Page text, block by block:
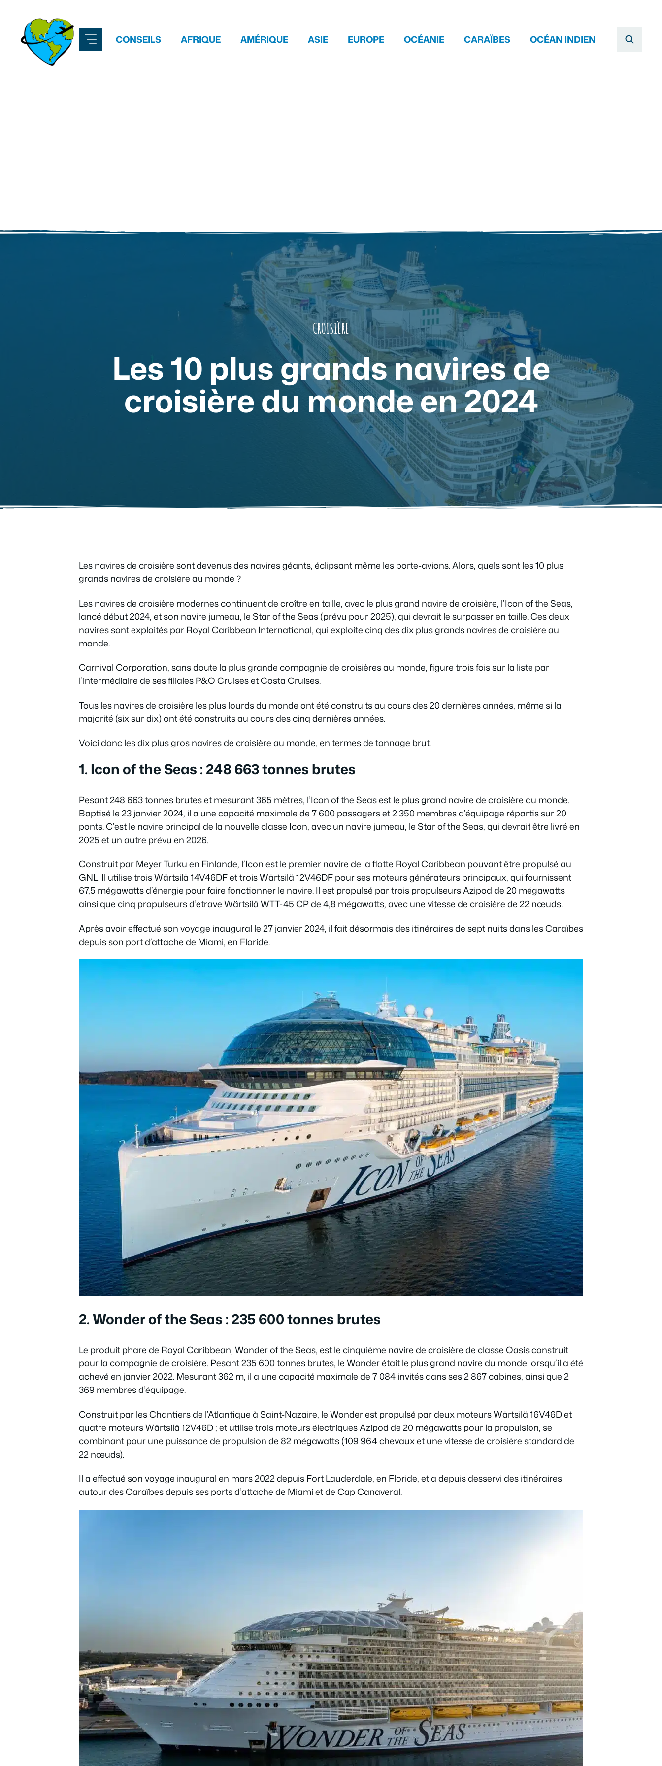
contenu
CONSEILS AFRIQUE AMÉRIQUE ASIE EUROPE OCÉANIE CARAÏBES OCÉAN INDIEN
CROISIÈRE
Les 10 plus grands navires de
croisière du monde en 2024
Les navires de croisière sont devenus des navires géants, éclipsant même les porte-avions. Alors, quels sont les 10 plus
grands navires de croisière au monde ?
Les navires de croisière modernes continuent de croître en taille, avec le plus grand navire de croisière, l’Icon of the Seas,
lancé début 2024, et son navire jumeau, le Star of the Seas (prévu pour 2025), qui devrait le surpasser en taille. Ces deux
navires sont exploités par Royal Caribbean International, qui exploite cinq des dix plus grands navires de croisière au
monde.
Carnival Corporation, sans doute la plus grande compagnie de croisières au monde, figure trois fois sur la liste par
l’intermédiaire de ses filiales P&O Cruises et Costa Cruises.
Tous les navires de croisière les plus lourds du monde ont été construits au cours des 20 dernières années, même si la
majorité (six sur dix) ont été construits au cours des cinq dernières années.
Voici donc les dix plus gros navires de croisière au monde, en termes de tonnage brut.
1. Icon of the Seas : 248 663 tonnes brutes
Pesant 248 663 tonnes brutes et mesurant 365 mètres, l’Icon of the Seas est le plus grand navire de croisière au monde.
Baptisé le 23 janvier 2024, il a une capacité maximale de 7 600 passagers et 2 350 membres d’équipage répartis sur 20
ponts. C’est le navire principal de la nouvelle classe Icon, avec un navire jumeau, le Star of the Seas, qui devrait être livré en
2025 et un autre prévu en 2026.
Construit par Meyer Turku en Finlande, l’Icon est le premier navire de la flotte Royal Caribbean pouvant être propulsé au
GNL. Il utilise trois Wärtsilä 14V46DF et trois Wärtsilä 12V46DF pour ses moteurs générateurs principaux, qui fournissent
67,5 mégawatts d’énergie pour faire fonctionner le navire. Il est propulsé par trois propulseurs Azipod de 20 mégawatts
ainsi que cinq propulseurs d’étrave Wärtsilä WTT-45 CP de 4,8 mégawatts, avec une vitesse de croisière de 22 nœuds.
Après avoir effectué son voyage inaugural le 27 janvier 2024, il fait désormais des itinéraires de sept nuits dans les Caraïbes
depuis son port d’attache de Miami, en Floride.
2. Wonder of the Seas : 235 600 tonnes brutes
Le produit phare de Royal Caribbean, Wonder of the Seas, est le cinquième navire de croisière de classe Oasis construit
pour la compagnie de croisière. Pesant 235 600 tonnes brutes, le Wonder était le plus grand navire du monde lorsqu’il a été
achevé en janvier 2022. Mesurant 362 m, il a une capacité maximale de 7 084 invités dans ses 2 867 cabines, ainsi que 2
369 membres d’équipage.
Construit par les Chantiers de l’Atlantique à Saint-Nazaire, le Wonder est propulsé par deux moteurs Wärtsilä 16V46D et
quatre moteurs Wärtsilä 12V46D ; et utilise trois moteurs électriques Azipod de 20 mégawatts pour la propulsion, se
combinant pour une puissance de propulsion de 82 mégawatts (109 964 chevaux et une vitesse de croisière standard de
22 nœuds).
Il a effectué son voyage inaugural en mars 2022 depuis Fort Lauderdale, en Floride, et a depuis desservi des itinéraires
autour des Caraïbes depuis ses ports d’attache de Miami et de Cap Canaveral.